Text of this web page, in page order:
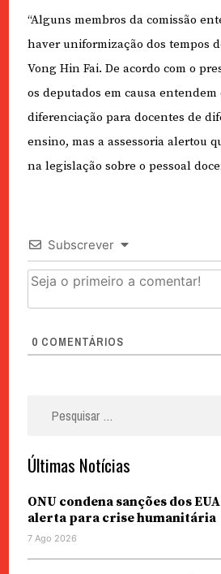
“Alguns membros da comissão
haver uniformização dos tempos
Vong Hin Fai. De acordo com o
os deputados em causa
diferenciação para docentes de
ensino, mas a assessoria alertou
na legislação sobre o pessoal
Subscrever
0 COMENTÁRIOS
Últimas Notícias
ONU condena sanções dos
alerta para crise humanitária
7 Ago 2026